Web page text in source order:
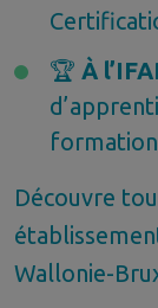
🏆 À
Découvre
Wallonie-